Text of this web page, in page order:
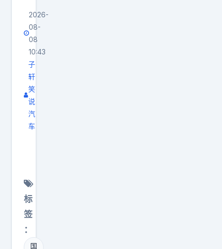
陈
震
从
专
业
的
角
度
解
释
，
车
身
2026-
08-
08
10:43
子
轩
笑
说
汽
车
海
豹
0
申
标
签
：
国